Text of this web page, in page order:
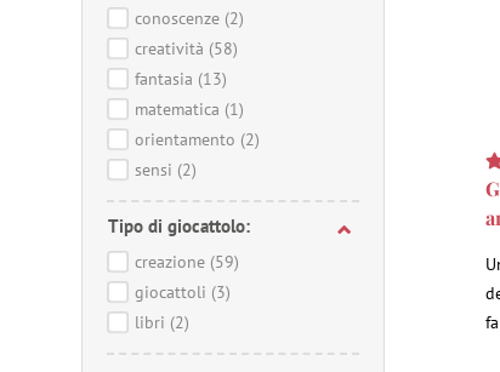
conoscenze (2)
creatività (58)
fantasia (13)
matematica (1)
orientamento (2)
sensi (2)
Tipo di giocattolo:
creazione (59)
giocattoli (3)
libri (2)